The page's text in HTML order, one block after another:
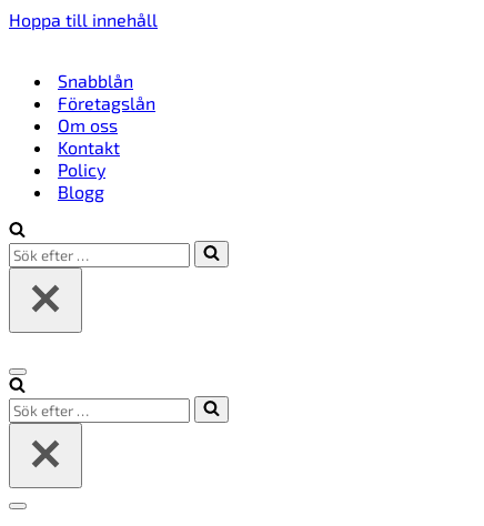
Hoppa till innehåll
Snabblån
Företagslån
Om oss
Kontakt
Policy
Blogg
Sök
efter
Navigeringsmeny
Sök
efter
Navigeringsmeny